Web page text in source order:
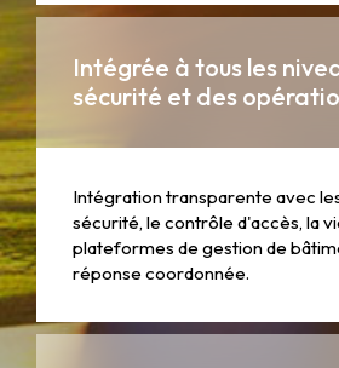
Intégrée à tous les
sécurité et des
Intégration transparente avec
sécurité, le contrôle d'accès, la
plateformes de gestion de
réponse coordonnée.